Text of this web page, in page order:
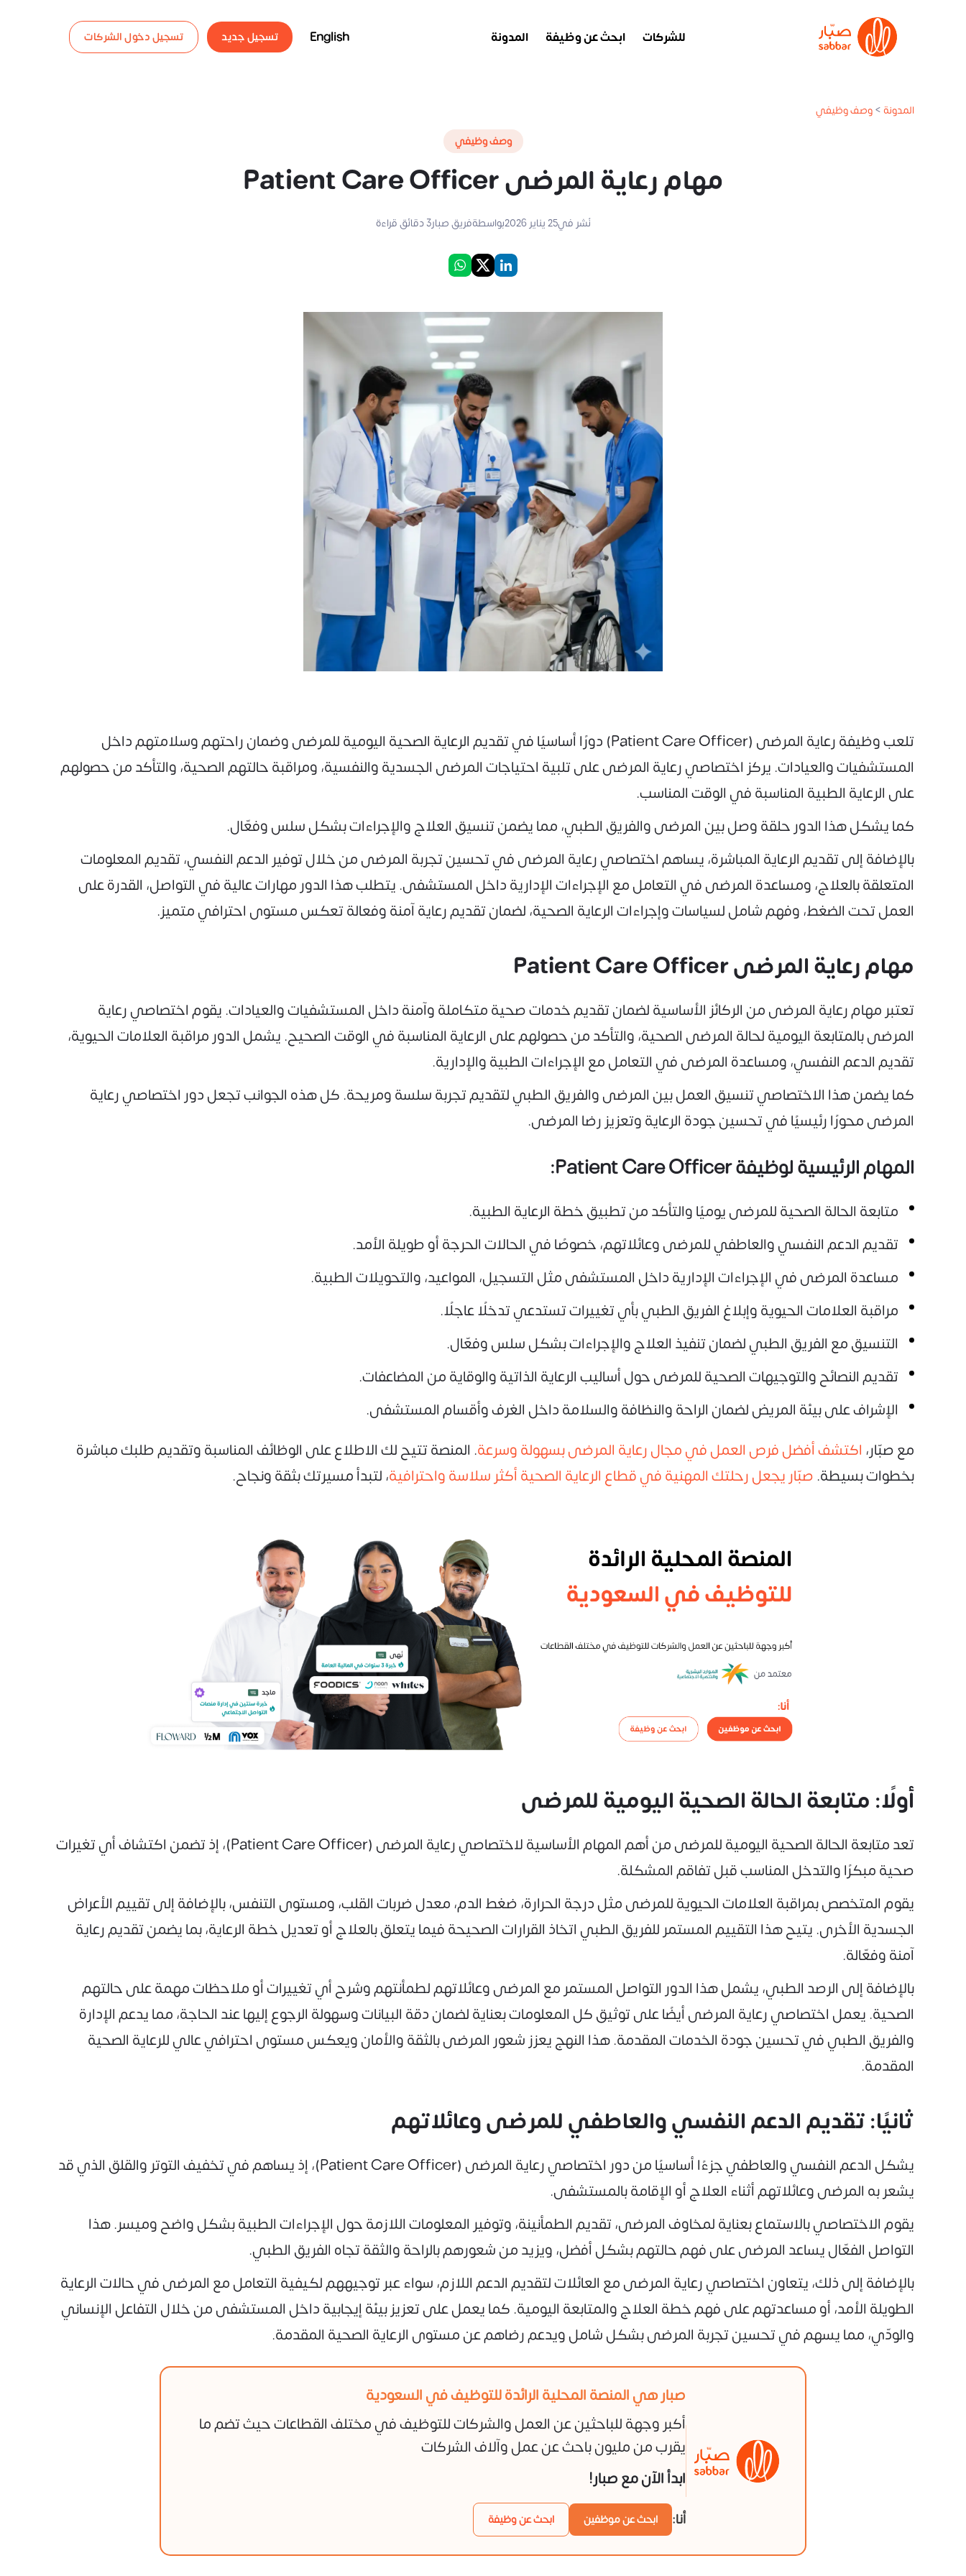
للشركات ابحث عن وظيفة المدونة English تسجيل جديد تسجيل دخول الشركات
المدونة>وصف وظيفي
وصف وظيفي
مهام رعاية المرضى Patient Care Officer
نُشر في25 يناير 2026 بواسطةفريق صبار3دقائق قراءة
تلعب وظيفة رعاية المرضى (Patient Care Officer) دورًا أساسيًا في تقديم الرعاية الصحية اليومية للمرضى وضمان راحتهم وسلامتهم داخل
المستشفيات والعيادات. يركز اختصاصي رعاية المرضى على تلبية احتياجات المرضى الجسدية والنفسية، ومراقبة حالتهم الصحية، والتأكد من حصولهم
على الرعاية الطبية المناسبة في الوقت المناسب.
كما يشكل هذا الدور حلقة وصل بين المرضى والفريق الطبي، مما يضمن تنسيق العلاج والإجراءات بشكل سلس وفعّال.
بالإضافة إلى تقديم الرعاية المباشرة، يساهم اختصاصي رعاية المرضى في تحسين تجربة المرضى من خلال توفير الدعم النفسي، تقديم المعلومات
المتعلقة بالعلاج، ومساعدة المرضى في التعامل مع الإجراءات الإدارية داخل المستشفى. يتطلب هذا الدور مهارات عالية في التواصل، القدرة على
العمل تحت الضغط، وفهم شامل لسياسات وإجراءات الرعاية الصحية، لضمان تقديم رعاية آمنة وفعالة تعكس مستوى احترافي متميز.
مهام رعاية المرضى Patient Care Officer
تعتبر مهام رعاية المرضى من الركائز الأساسية لضمان تقديم خدمات صحية متكاملة وآمنة داخل المستشفيات والعيادات. يقوم اختصاصي رعاية
المرضى بالمتابعة اليومية لحالة المرضى الصحية، والتأكد من حصولهم على الرعاية المناسبة في الوقت الصحيح. يشمل الدور مراقبة العلامات الحيوية،
تقديم الدعم النفسي، ومساعدة المرضى في التعامل مع الإجراءات الطبية والإدارية.
كما يضمن هذا الاختصاصي تنسيق العمل بين المرضى والفريق الطبي لتقديم تجربة سلسة ومريحة. كل هذه الجوانب تجعل دور اختصاصي رعاية
المرضى محورًا رئيسيًا في تحسين جودة الرعاية وتعزيز رضا المرضى.
المهام الرئيسية لوظيفة Patient Care Officer:
متابعة الحالة الصحية للمرضى يوميًا والتأكد من تطبيق خطة الرعاية الطبية.
تقديم الدعم النفسي والعاطفي للمرضى وعائلاتهم، خصوصًا في الحالات الحرجة أو طويلة الأمد.
مساعدة المرضى في الإجراءات الإدارية داخل المستشفى مثل التسجيل، المواعيد، والتحويلات الطبية.
مراقبة العلامات الحيوية وإبلاغ الفريق الطبي بأي تغييرات تستدعي تدخلًا عاجلًا.
التنسيق مع الفريق الطبي لضمان تنفيذ العلاج والإجراءات بشكل سلس وفعّال.
تقديم النصائح والتوجيهات الصحية للمرضى حول أساليب الرعاية الذاتية والوقاية من المضاعفات.
الإشراف على بيئة المريض لضمان الراحة والنظافة والسلامة داخل الغرف وأقسام المستشفى.
مع صبّار، اكتشف أفضل فرص العمل في مجال رعاية المرضى بسهولة وسرعة. المنصة تتيح لك الاطلاع على الوظائف المناسبة وتقديم طلبك مباشرة
بخطوات بسيطة. صبّار يجعل رحلتك المهنية في قطاع الرعاية الصحية أكثر سلاسة واحترافية، لتبدأ مسيرتك بثقة ونجاح.
أولًا: متابعة الحالة الصحية اليومية للمرضى
تعد متابعة الحالة الصحية اليومية للمرضى من أهم المهام الأساسية لاختصاصي رعاية المرضى (Patient Care Officer)، إذ تضمن اكتشاف أي تغيرات
صحية مبكرًا والتدخل المناسب قبل تفاقم المشكلة.
يقوم المتخصص بمراقبة العلامات الحيوية للمرضى مثل درجة الحرارة، ضغط الدم، معدل ضربات القلب، ومستوى التنفس، بالإضافة إلى تقييم الأعراض
الجسدية الأخرى. يتيح هذا التقييم المستمر للفريق الطبي اتخاذ القرارات الصحيحة فيما يتعلق بالعلاج أو تعديل خطة الرعاية، بما يضمن تقديم رعاية
آمنة وفعّالة.
بالإضافة إلى الرصد الطبي، يشمل هذا الدور التواصل المستمر مع المرضى وعائلاتهم لطمأنتهم وشرح أي تغييرات أو ملاحظات مهمة على حالتهم
الصحية. يعمل اختصاصي رعاية المرضى أيضًا على توثيق كل المعلومات بعناية لضمان دقة البيانات وسهولة الرجوع إليها عند الحاجة، مما يدعم الإدارة
والفريق الطبي في تحسين جودة الخدمات المقدمة. هذا النهج يعزز شعور المرضى بالثقة والأمان ويعكس مستوى احترافي عالي للرعاية الصحية
المقدمة.
ثانيًا: تقديم الدعم النفسي والعاطفي للمرضى وعائلاتهم
يشكل الدعم النفسي والعاطفي جزءًا أساسيًا من دور اختصاصي رعاية المرضى (Patient Care Officer)، إذ يساهم في تخفيف التوتر والقلق الذي قد
يشعر به المرضى وعائلاتهم أثناء العلاج أو الإقامة بالمستشفى.
يقوم الاختصاصي بالاستماع بعناية لمخاوف المرضى، تقديم الطمأنينة، وتوفير المعلومات اللازمة حول الإجراءات الطبية بشكل واضح وميسر. هذا
التواصل الفعّال يساعد المرضى على فهم حالتهم بشكل أفضل، ويزيد من شعورهم بالراحة والثقة تجاه الفريق الطبي.
بالإضافة إلى ذلك، يتعاون اختصاصي رعاية المرضى مع العائلات لتقديم الدعم اللازم، سواء عبر توجيههم لكيفية التعامل مع المرضى في حالات الرعاية
الطويلة الأمد، أو مساعدتهم على فهم خطة العلاج والمتابعة اليومية. كما يعمل على تعزيز بيئة إيجابية داخل المستشفى من خلال التفاعل الإنساني
والودّي، مما يسهم في تحسين تجربة المرضى بشكل شامل ويدعم رضاهم عن مستوى الرعاية الصحية المقدمة.
صبار هي المنصة المحلية الرائدة للتوظيف في السعودية
أكبر وجهة للباحثين عن العمل والشركات للتوظيف في مختلف القطاعات حيث تضم ما
يقرب من مليون باحث عن عمل وآلاف الشركات
ابدأ الآن مع صبار!
أنا: ابحث عن موظفين ابحث عن وظيفة